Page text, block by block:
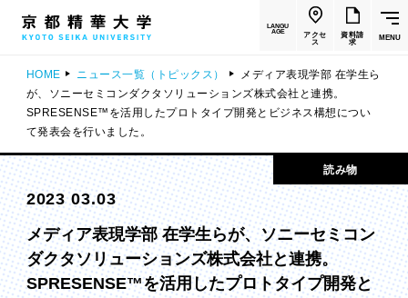
LANGU
AGE
アクセ
ス
資料請
求
MENU
HOME ニュース一覧（トピックス）
メディア表現学部 在学生ら
が、ソニーセミコンダクタソリューションズ株式会社と連携。
SPRESENSE™を活用したプロトタイプ開発とビジネス構想につい
て発表会を行いました。
読み物
2023 03.03
メディア表現学部 在学生らが、ソニーセミコン
ダクタソリューションズ株式会社と連携。
SPRESENSE™を活用したプロトタイプ開発と